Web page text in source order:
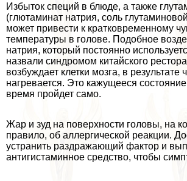
Избыток специй в блюде, а также
(глютаминат натрия, соль
может привести к кратковременному
температуры в голове. Подобное
натрия, который постоянно
назвали синдромом китайского
возбуждает клетки мозга, в результате
нагревается. Это кажущееся
время пройдет само.
Жар и зуд на поверхности головы, на
правило, об аллергической реакции.
устранить раздражающий фактор и
антигистаминное средство, чтобы